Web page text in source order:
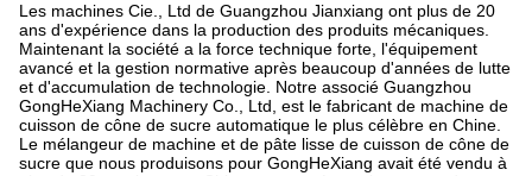
Les machines Cie., Ltd de Guangzhou Jianxiang ont plus de 20
ans d'expérience dans la production des produits mécaniques.
Maintenant la société a la force technique forte, l'équipement
avancé et la gestion normative après beaucoup d'années de lutte
et d'accumulation de technologie. Notre associé Guangzhou
GongHeXiang Machinery Co., Ltd, est le fabricant de machine de
cuisson de cône de sucre automatique le plus célèbre en Chine.
Le mélangeur de machine et de pâte lisse de cuisson de cône de
sucre que nous produisons pour GongHeXiang avait été vendu à